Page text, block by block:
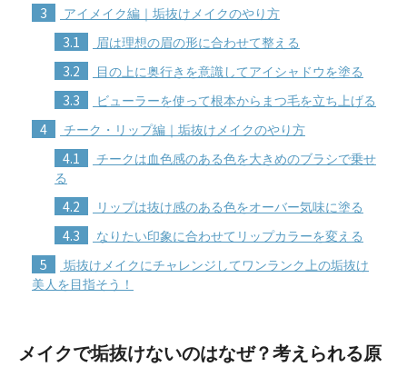
3 アイメイク編｜垢抜けメイクのやり方
3.1 眉は理想の眉の形に合わせて整える
3.2 目の上に奥行きを意識してアイシャドウを塗る
3.3 ビューラーを使って根本からまつ毛を立ち上げる
4 チーク・リップ編｜垢抜けメイクのやり方
4.1
チークは血色感のある色を大きめのブラシで乗せ
る
4.2 リップは抜け感のある色をオーバー気味に塗る
4.3 なりたい印象に合わせてリップカラーを変える
5
垢抜けメイクにチャレンジしてワンランク上の垢抜け
美人を目指そう！
メイクで垢抜けないのはなぜ？考えられる原